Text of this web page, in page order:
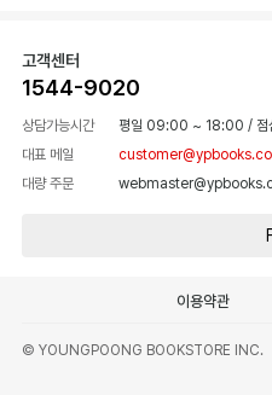
고객센터
1544-9020
상담가능시간 평일 09:00 ~ 18:00 /
대표 메일
대량 주문
이용약관
© YOUNGPOONG BOOKSTORE INC.